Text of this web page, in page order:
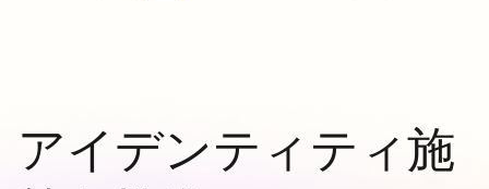
アイデンティティ施